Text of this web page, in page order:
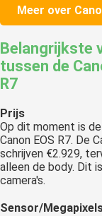
Meer over
Belangrijkste
tussen de
R7
Prijs
Op dit moment is de
Canon EOS R7. De
schrijven €2.929,
alleen de body. Dit
camera's.
Sensor/